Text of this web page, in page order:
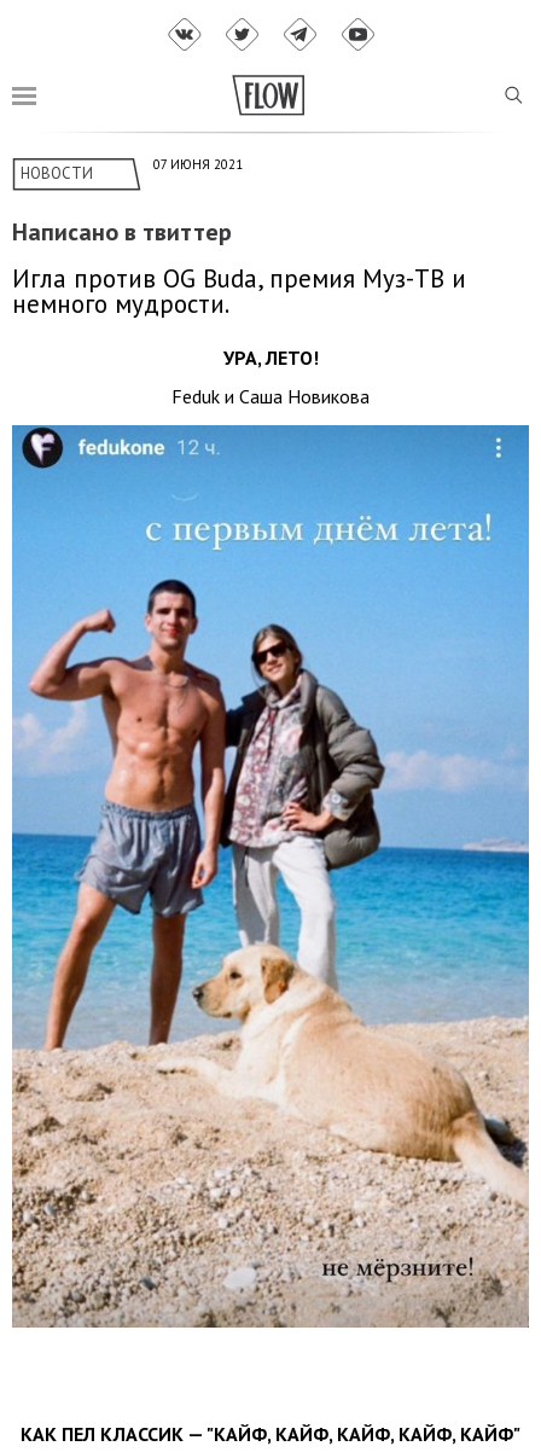
НОВОСТИ 07 ИЮНЯ 2021
Написано в твиттер
Игла против OG Buda, премия Муз-ТВ и
немного мудрости.
УРА, ЛЕТО!
Feduk и Саша Новикова
КАК ПЕЛ КЛАССИК — "КАЙФ, КАЙФ, КАЙФ, КАЙФ, КАЙФ"